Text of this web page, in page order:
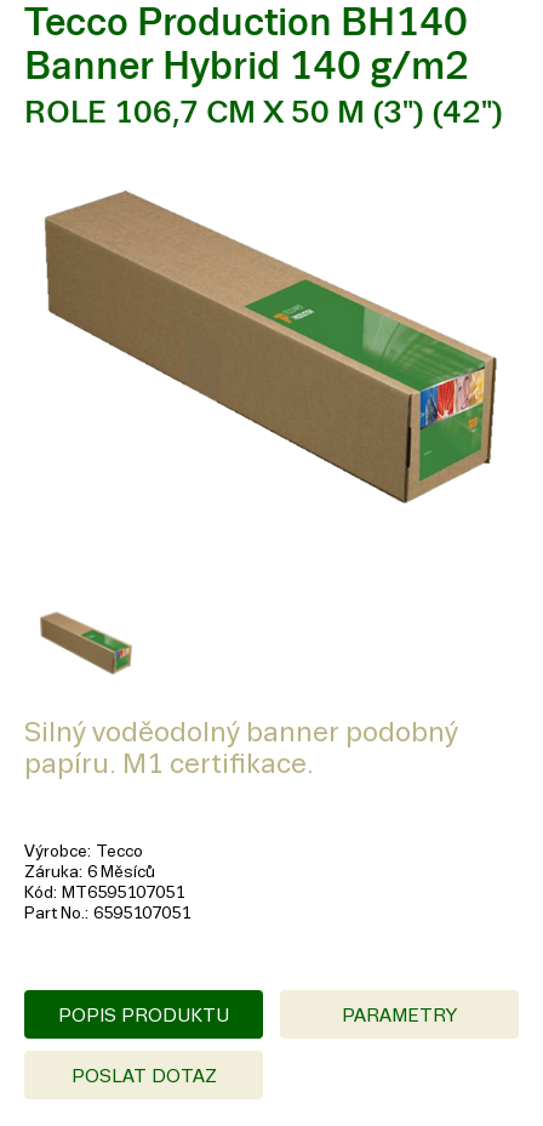
Tecco Production BH140
Banner Hybrid 140 g/m2
ROLE 106,7 CM X 50 M (3") (42")
Silný voděodolný banner podobný
papíru. M1 certifikace.
Výrobce Tecco
Záruka 6 Měsíců
Kód
MT6595107051
Part No. 6595107051
POPIS PRODUKTU PARAMETRY
POSLAT DOTAZ